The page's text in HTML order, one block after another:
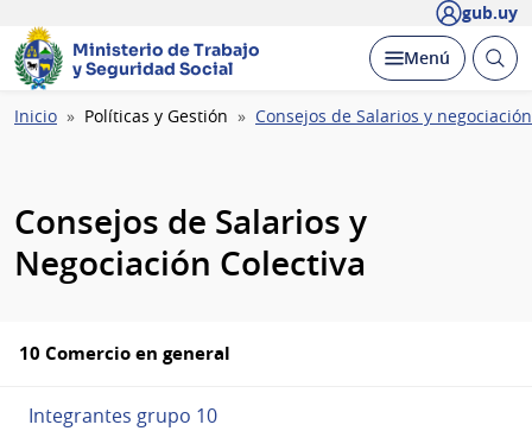
gub.uy
Ministerio de Trabajo
y Seguridad Social
Desplegar
Menú Abrir
Ruta
Inicio Políticas y Gestión Consejos de Salarios y
Consejos de Salarios y
Negociación Colectiva
10 Comercio en general
Integrantes grupo 10